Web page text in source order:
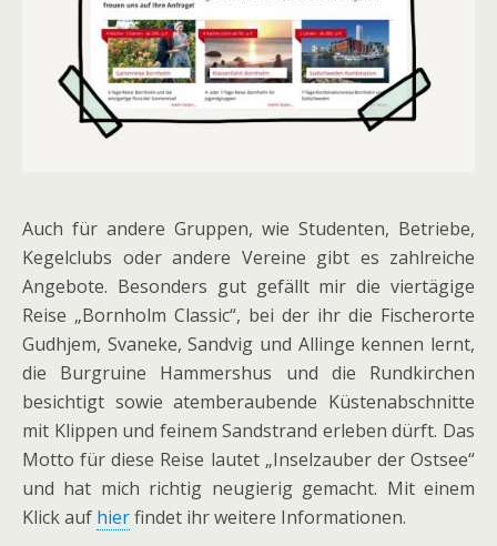
Auch für andere Gruppen, wie Studenten, Betriebe,
Kegelclubs oder andere Vereine gibt es zahlreiche
Angebote. Besonders gut gefällt mir die viertägige
Reise „Bornholm Classic“, bei der ihr die Fischerorte
Gudhjem, Svaneke, Sandvig und Allinge kennen lernt,
die Burgruine Hammershus und die Rundkirchen
besichtigt sowie atemberaubende Küstenabschnitte
mit Klippen und feinem Sandstrand erleben dürft. Das
Motto für diese Reise lautet „Inselzauber der Ostsee“
und hat mich richtig neugierig gemacht. Mit einem
Klick auf hierfindet ihr weitere Informationen.